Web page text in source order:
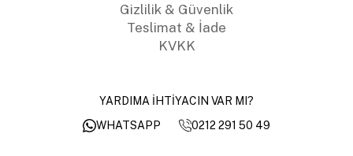
Gizlilik & Güvenlik
Teslimat & İade
KVKK
YARDIMA İHTİYACIN VAR MI?
WHATSAPP
0212 291 50 49